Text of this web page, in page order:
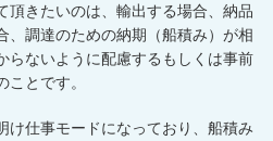
頂きたいのは、輸出する場合、納品
、調達のための納期（船積み）が相
らないように配慮するもしくは事前
とです。
け仕事モードになっており、船積み